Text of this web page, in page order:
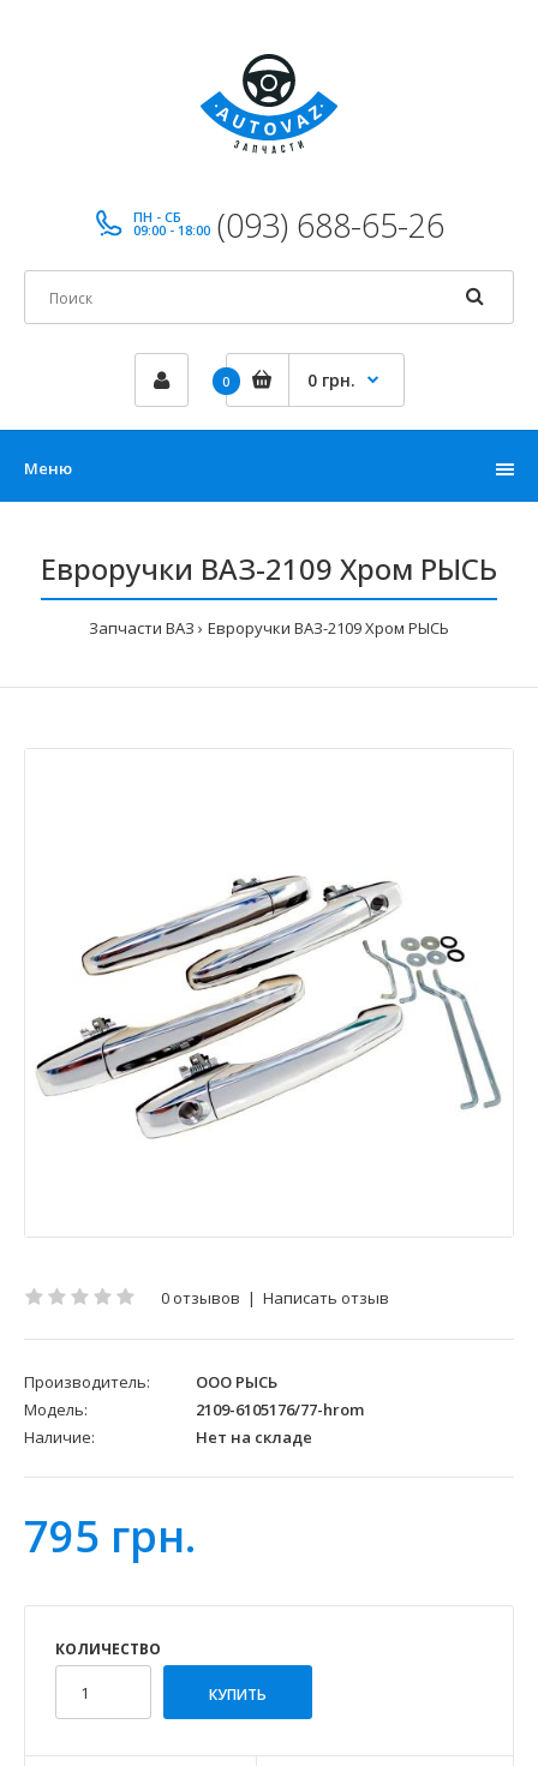
ПН - СБ
09:00 - 18:00 (093) 688-65-26
0 0 грн.
Меню
Евроручки ВАЗ-2109 Хром РЫСЬ
Запчасти ВАЗ Евроручки ВАЗ-2109 Хром РЫСЬ
0 отзывов | Написать отзыв
Производитель:
ООО РЫСЬ
Модель:
2109-6105176/77-hrom
Наличие:
Нет на складе
795 грн.
КОЛИЧЕСТВО